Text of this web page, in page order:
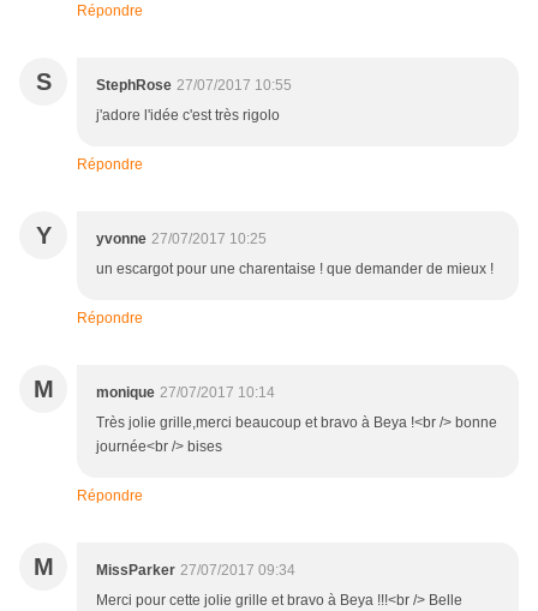
Répondre
S StephRose 27/07/2017 10:55
j'adore l'idée c'est très rigolo
Répondre
Y yvonne 27/07/2017 10:25
un escargot pour une charentaise ! que demander de mieux !
Répondre
M monique 27/07/2017 10:14
Très jolie grille,merci beaucoup et bravo à Beya !<br /> bonne
journée<br /> bises
Répondre
M MissParker 27/07/2017 09:34
Merci pour cette jolie grille et bravo à Beya !!!<br /> Belle